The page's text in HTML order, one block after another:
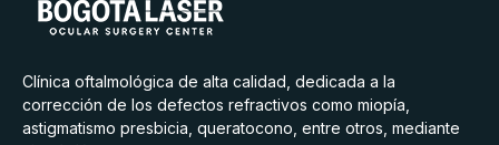
Clínica oftalmológica de alta calidad, dedicada a la
corrección de los defectos refractivos como miopía,
astigmatismo presbicia, queratocono, entre otros, mediante